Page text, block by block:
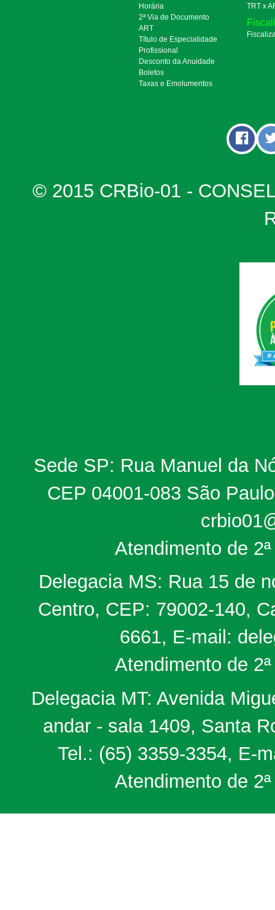
Horária
2ª Via de Documento
ART
Título de Especialidade
Profissional
Desconto da Anuidade
Boletos
Taxas e Emolumentos
TRT x
© 2015 CRBio-01 -
Sede SP: Rua Manuel da
CEP 04001-083 São
Atendimento de
Delegacia MS: Rua 15 de
Centro, CEP: 79002-140,
6661, E-mail:
Atendimento de
Delegacia MT: Avenida
andar - sala 1409, Santa
Tel.: (65) 3359-3354, E-
Atendimento de